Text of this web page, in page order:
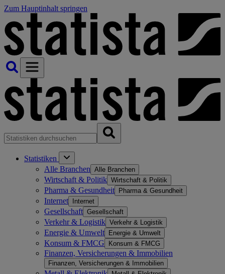
Zum Hauptinhalt springen
Statistiken
Alle Branchen Alle Branchen
Wirtschaft & Politik Wirtschaft & Politik
Pharma & Gesundheit Pharma & Gesundheit
Internet Internet
Gesellschaft Gesellschaft
Verkehr & Logistik Verkehr & Logistik
Energie & Umwelt Energie & Umwelt
Konsum & FMCG Konsum & FMCG
Finanzen, Versicherungen & Immobilien
Finanzen, Versicherungen & Immobilien